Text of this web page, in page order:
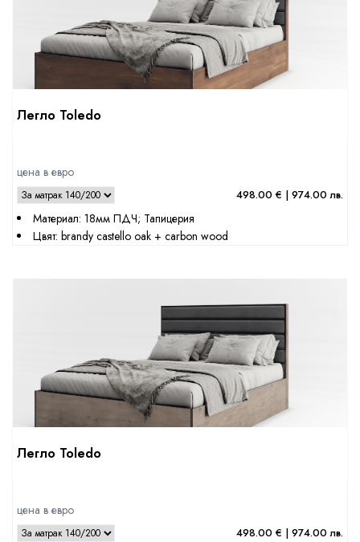
Легло Toledo
цена в евро
498.00 € | 974.00 лв.
Материал: 18мм ПДЧ; Тапицерия
Цвят: brandy castello oak + carbon wood
Легло Toledo
цена в евро
498.00 € | 974.00 лв.